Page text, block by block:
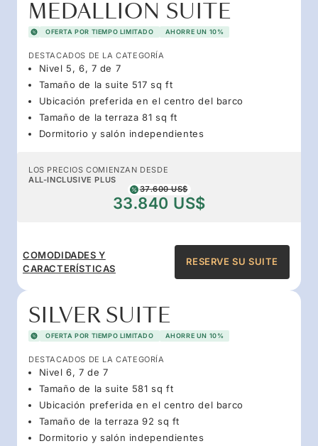
MEDALLION SUITE
OFERTA POR TIEMPO LIMITADO AHORRE UN 10%
DESTACADOS DE LA CATEGORÍA
Nivel 5, 6, 7 de 7
Tamaño de la suite 517 sq ft
Ubicación preferida en el centro del barco
Tamaño de la terraza 81 sq ft
Dormitorio y salón independientes
LOS PRECIOS COMIENZAN DESDE
ALL-INCLUSIVE PLUS
37.600 US$
33.840 US$
COMODIDADES Y
CARACTERÍSTICAS
RESERVE SU SUITE
SILVER SUITE
OFERTA POR TIEMPO LIMITADO AHORRE UN 10%
DESTACADOS DE LA CATEGORÍA
Nivel 6, 7 de 7
Tamaño de la suite 581 sq ft
Ubicación preferida en el centro del barco
Tamaño de la terraza 92 sq ft
Dormitorio y salón independientes